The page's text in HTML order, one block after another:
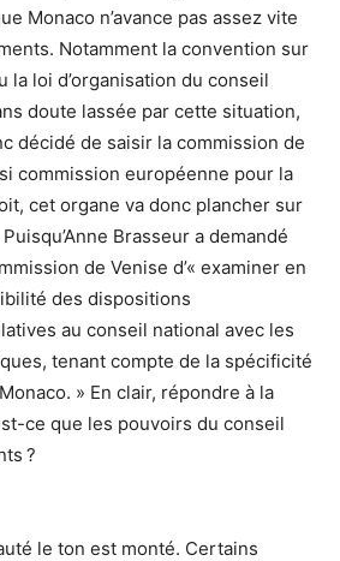
Monaco n’avance pas assez vite
Notamment la convention sur
la loi d’organisation du conseil
doute lassée par cette situation,
décidé de saisir la commission de
commission européenne pour la
cet organe va donc plancher sur
Brasseur a demandé
de Venise d’« examiner en
des dispositions
au conseil national avec les
tenant compte de la spécificité
» En clair, répondre à la
ce que les pouvoirs du conseil
?
le ton est monté. Certains